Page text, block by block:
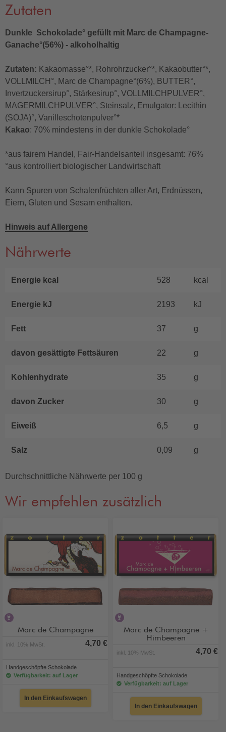
Zutaten
Dunkle Schokolade° gefüllt mit Marc de Champagne-
Ganache°(56%) - alkoholhaltig
Zutaten: Kakaomasse°*, Rohrohrzucker°*, Kakaobutter°*,
VOLLMILCH°, Marc de Champagne°(6%), BUTTER°,
Invertzuckersirup°, Stärkesirup°, VOLLMILCHPULVER°,
MAGERMILCHPULVER°, Steinsalz, Emulgator: Lecithin
(SOJA)°, Vanilleschotenpulver°*
Kakao: 70% mindestens in der dunkle Schokolade°
*aus fairem Handel, Fair-Handelsanteil insgesamt: 76%
°aus kontrolliert biologischer Landwirtschaft
Kann Spuren von Schalenfrüchten aller Art, Erdnüssen,
Eiern, Gluten und Sesam enthalten.
Hinweis auf Allergene
Nährwerte
Energie kcal 528 kcal
Energie kJ 2193 kJ
Fett 37 g
davon gesättigte Fettsäuren 22 g
Kohlenhydrate 35 g
davon Zucker 30 g
Eiweiß 6,5 g
Salz 0,09 g
Durchschnittliche Nährwerte per 100 g
Wir empfehlen zusätzlich
Marc de Champagne
inkl. 10% MwSt. 4,70 €
Handgeschöpfte Schokolade
Verfügbarkeit: auf Lager
In den Einkaufswagen
Marc de Champagne +
Himbeeren
inkl. 10% MwSt. 4,70 €
Handgeschöpfte Schokolade
Verfügbarkeit: auf Lager
In den Einkaufswagen